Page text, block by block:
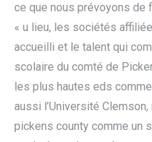
ce que nous prévoyons de
« u lieu, les sociétés
accueilli et le talent qui
scolaire du comté de
les plus hautes eds
aussi l’Université
pickens county comme un